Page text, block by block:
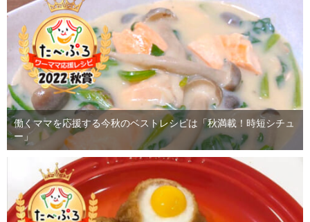
働くママを応援する今秋のベストレシピは「秋満載！時短シチュ
ー」